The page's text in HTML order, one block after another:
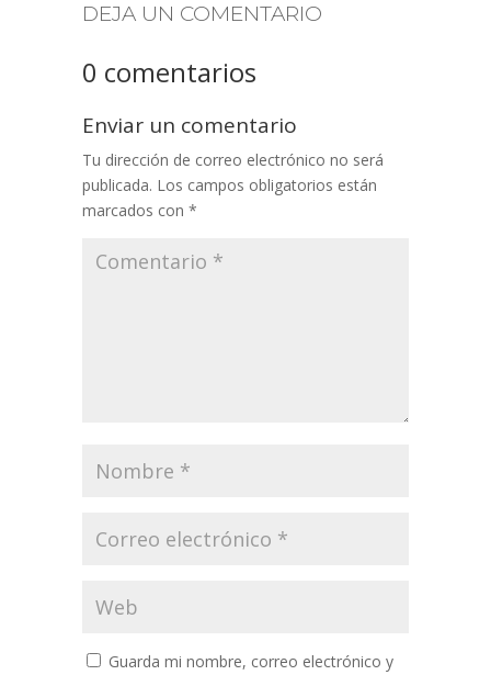
DEJA UN COMENTARIO
0 comentarios
Enviar un comentario
Tu dirección de correo electrónico no será
publicada. Los campos obligatorios están
marcados con *
Guarda mi nombre, correo electrónico y